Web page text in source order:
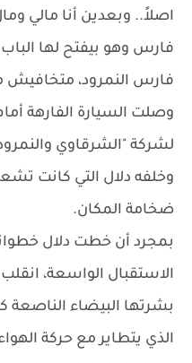
اصلاً.. وبعدين أنا مالي
فارس وهو بيفتح لها
فارس النمرود، متخافيش
وصلت السيارة الفارهة
لشركة "الشرقاوي
وخلفه دلال التي كانت
ضخامة المكان.
بمجرد أن خطت دلال
الاستقبال الواسعة،
بشرتها البيضاء الناصعة
الذي يتطاير مع حركة